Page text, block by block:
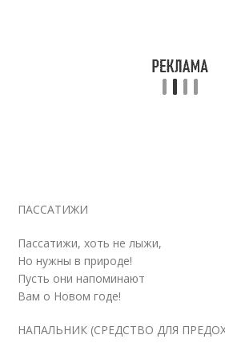
ПАССАТИЖИ
Пассатижи, хоть не лыжи,
Но нужны в природе!
Пусть они напоминают
Вам о Новом годе!
НАПАЛЬНИК (СРЕДСТВО ДЛЯ